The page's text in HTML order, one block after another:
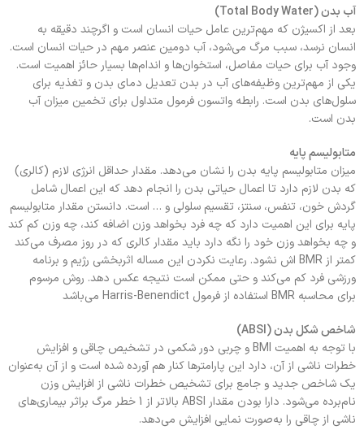
آب بدن (Total Body Water)
بعد از اکسیژن که مهم‌ترین عامل حیات انسان است و اگرچند دقیقه به
انسان نرسد، سبب مرگ می‌شود، آب دومین عنصر مهم در حیات انسان است.
وجود آب برای حیات مفاصل، استخوان‌ها و اندام‌ها بسیار حائز اهمیت است.
یکی از مهم‌ترین وظیفه‌های آب در بدن تعدیل دمای بدن و تغذیه برای
سلول‌های بدن است. رابطه واتسون فرمول متداول برای تخمین میزان آب
بدن است.
متابولیسم پایه
میزان متابولیسم پایه بدن را نشان می‌دهد. مقدار حداقل انرژی لازم (کالری)
که بدن لازم دارد تا اعمال حیاتی بدن را انجام دهد که این اعمال شامل
گردش خون، تنفس، سنتز، تقسیم سلولی و … است. دانستن مقدار متابولیسم
پایه برای این اهمیت دارد که چه فرد بخواهد وزن اضافه کند، چه وزن کم کند
و چه بخواهد وزن خود را نگه دارد باید مقدار کالری که در روز مصرف می‌کند
کمتر از BMR اش نشود. رعایت نکردن این مساله اثربخشی رژیم و برنامه
ورزشی فرد کم می‌کند و حتی ممکن است نتیجه عکس دهد. روش مرسوم
برای محاسبه BMR استفاده از فرمول Harris-Benendict می‌باشد
شاخص شکل بدن (ABSI)
با توجه به اهمیت BMI و چربی دور شکمی در تشخیص چاقی و افزایش
خطرات ناشی از آن، دارد این پارامترها کنار هم آورده شده است و از آن به‌عنوان
یک شاخص جدید و جامع برای تشخیص خطرات ناشی از افزایش وزن
نام‌برده می‌شود. دارا بودن مقدار ABSI بالاتر از 1 خطر مرگ براثر بیماری‌های
ناشی از چاقی را به‌صورت نمایی افزایش می‌دهد.